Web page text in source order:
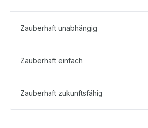
Zauberhaft unabhängig
Zauberhaft einfach
Zauberhaft zukunftsfähig